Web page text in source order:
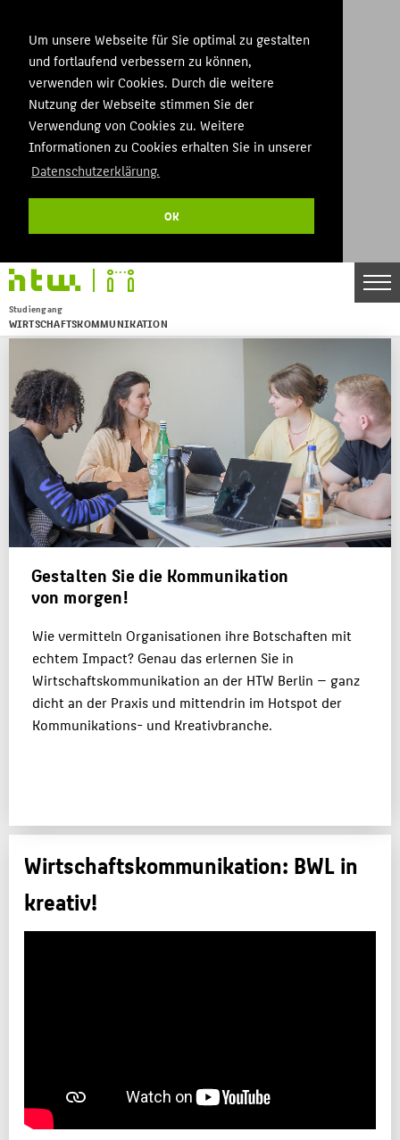
Um unsere Webseite für Sie optimal zu gestalten
und fortlaufend verbessern zu können,
verwenden wir Cookies. Durch die weitere
Nutzung der Webseite stimmen Sie der
Verwendung von Cookies zu. Weitere
Informationen zu Cookies erhalten Sie in unserer
Datenschutzerklärung.
OK
Studiengang
WIRTSCHAFTSKOMMUNIKATION
Menu
Gestalten Sie die Kommunikation
von morgen!
Wie vermitteln Organisationen ihre Botschaften mit
echtem Impact? Genau das erlernen Sie in
Wirtschaftskommunikation an der HTW Berlin — ganz
dicht an der Praxis und mittendrin im Hotspot der
Kommunikations- und Kreativbranche.
Wirtschaftskommunikation: BWL in
kreativ!
THEMEN
BACHELOR
MASTER
KARRIERE
FAQ
PERSONEN
ATELIER & LABORE
BELIEBTE SEITEN
DIGITALE DIENSTE
SERVICE